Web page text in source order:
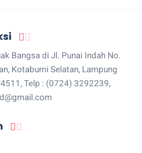
Bangsa di Jl. Punai Indah No.
Kotabumi Selatan, Lampung
Telp : (0724) 3292239,